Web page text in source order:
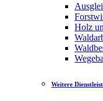
Holz
Weitere